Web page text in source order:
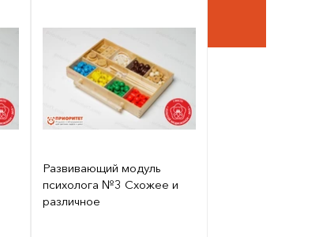
Развивающий модуль
психолога №3 Схожее и
различное